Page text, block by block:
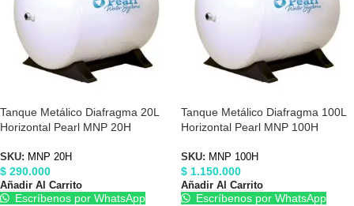
Tanque Metálico Diafragma 20L
Horizontal Pearl MNP 20H
SKU: MNP 20H
$ 290.000
Añadir Al Carrito
Escríbenos por WhatsApp
Tanque Metálico Diafragma 100L
Horizontal Pearl MNP 100H
SKU: MNP 100H
$ 1.150.000
Añadir Al Carrito
Escríbenos por WhatsApp